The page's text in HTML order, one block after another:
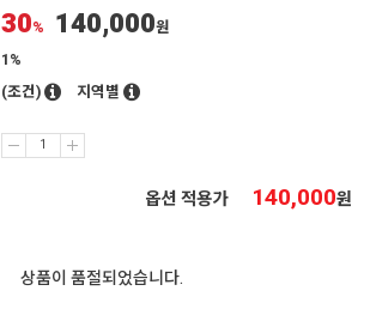
30% 140,000원
1%
(조건) 지역별
옵션 적용가 140,000원
상품이 품절되었습니다.